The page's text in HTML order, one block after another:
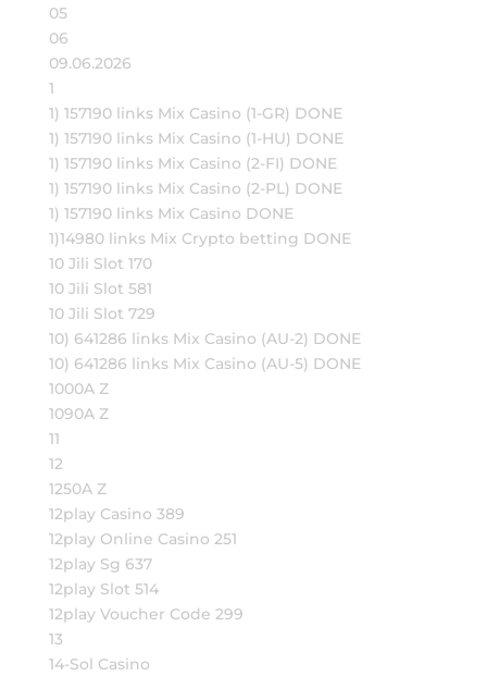
05
06
09.06.2026
1
1) 157190 links Mix Casino (1-GR) DONE
1) 157190 links Mix Casino (1-HU) DONE
1) 157190 links Mix Casino (2-FI) DONE
1) 157190 links Mix Casino (2-PL) DONE
1) 157190 links Mix Casino DONE
1)14980 links Mix Crypto betting DONE
10 Jili Slot 170
10 Jili Slot 581
10 Jili Slot 729
10) 641286 links Mix Casino (AU-2) DONE
10) 641286 links Mix Casino (AU-5) DONE
1000A Z
1090A Z
11
12
1250A Z
12play Casino 389
12play Online Casino 251
12play Sg 637
12play Slot 514
12play Voucher Code 299
13
14-Sol Casino